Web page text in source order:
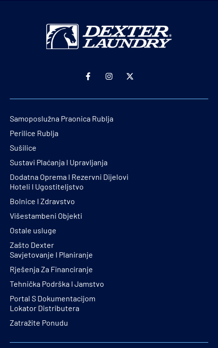
Samoposlužna Praonica Rublja
Perilice Rublja
Sušilice
Sustavi Plaćanja I Upravljanja
Dodatna Oprema I Rezervni Dijelovi
Hoteli I Ugostiteljstvo
Bolnice I Zdravstvo
Višestambeni Objekti
Ostale usluge
Zašto Dexter
Savjetovanje I Planiranje
Rješenja Za Financiranje
Tehnička Podrška I Jamstvo
Portal S Dokumentacijom
Lokator Distributera
Zatražite Ponudu